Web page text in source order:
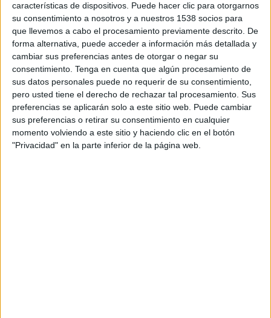
características de dispositivos. Puede hacer clic para otorgarnos
su consentimiento a nosotros y a nuestros 1538 socios para
que llevemos a cabo el procesamiento previamente descrito. De
forma alternativa, puede acceder a información más detallada y
cambiar sus preferencias antes de otorgar o negar su
consentimiento. Tenga en cuenta que algún procesamiento de
sus datos personales puede no requerir de su consentimiento,
pero usted tiene el derecho de rechazar tal procesamiento. Sus
preferencias se aplicarán solo a este sitio web. Puede cambiar
sus preferencias o retirar su consentimiento en cualquier
momento volviendo a este sitio y haciendo clic en el botón
"Privacidad" en la parte inferior de la página web.
Director de arte: Gerard Benito
Realizador y editor: Manolo Villalba
Localización: Hotel Pulitzer Barcelona
Intérprete: Silvano Medehue
Ayudantes de producción: Arantxa Gómez, Sara
Ferrer, Iratxe Beuve